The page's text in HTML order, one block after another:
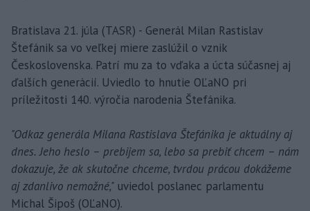
Bratislava 21. júla (TASR) - Generál Milan Rastislav
Štefánik sa vo veľkej miere zaslúžil o vznik
Československa. Patrí mu za to vďaka a úcta súčasnej aj
ďalších generácií. Uviedlo to hnutie OĽaNO pri
príležitosti 140. výročia narodenia Štefánika.
"Odkaz generála Milana Rastislava Štefánika je aktuálny aj
dnes. Jeho heslo – prebijem sa, lebo sa prebiť chcem – nám
dokazuje, že ak skutočne chceme, tvrdou prácou dokážeme
aj zdanlivo nemožné," uviedol poslanec parlamentu
Michal Šipoš (OĽaNO).